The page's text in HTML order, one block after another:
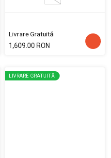
Livrare Gratuită
1,609.00 RON
LIVRARE GRATUITĂ